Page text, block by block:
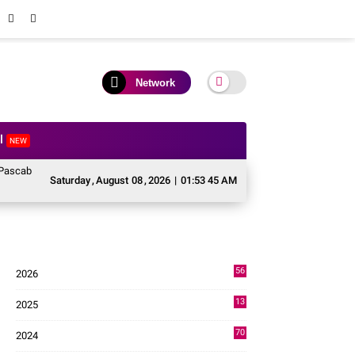
Network
NEW
Saturday,August 08,2026 | 01:53 46 AM
Sektor Pertanian Kabupaten Solok, Alokasi Bantuan Irigasi Naik dari 13
2026
56
2025
13
2024
70